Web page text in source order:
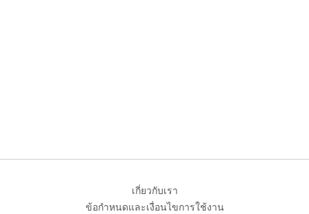
เกี่ยวกับเรา
ข้อกำหนดและเงื่อนไขการใช้งาน